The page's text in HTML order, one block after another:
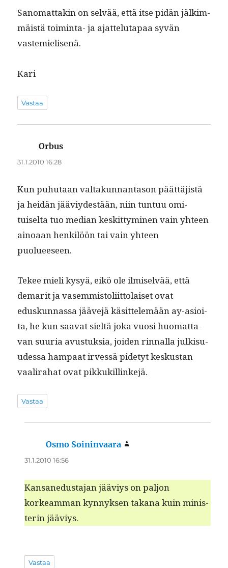
Sanomat­takin on selvää, että itse pidän jälkim­
mäistä toim­inta- ja ajat­te­lu­ta­paa syvän
vastemielisenä.
Kari
Vastaa
Orbus
31.1.2010 16:28
Kun puhutaan val­takun­nan­ta­son päät­täjistä
ja hei­dän jääviy­destään, niin tun­tuu omi­
tuiselta tuo medi­an keskit­tymi­nen vain yhteen
ain­oaan henkilöön tai vain yhteen
puolueeseen.
Tekee mieli kysyä, eikö ole ilmi­selvää, että
demar­it ja vasem­mis­toli­it­to­laiset ovat
eduskun­nas­sa jääve­jä käsit­telemään ay-asioi­
ta, he kun saa­vat sieltä joka vuosi huo­mat­ta­
van suuria avus­tuk­sia, joiden rin­nal­la julk­isu­
udessa ham­paat irvessä pide­tyt keskus­tan
vaali­ra­hat ovat pikkukillinkejä.
Vastaa
Osmo Soininvaara
31.1.2010 16:56
Kansane­dus­ta­jan jääviys on paljon
korkeam­man kyn­nyk­sen takana kuin min­is­
terin jääviys.
Vastaa